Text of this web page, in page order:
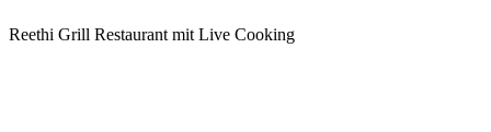
Reethi Grill Restaurant mit Live Cooking